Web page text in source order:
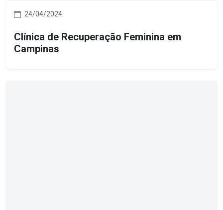
24/04/2024
Clínica de Recuperação Feminina em
Campinas